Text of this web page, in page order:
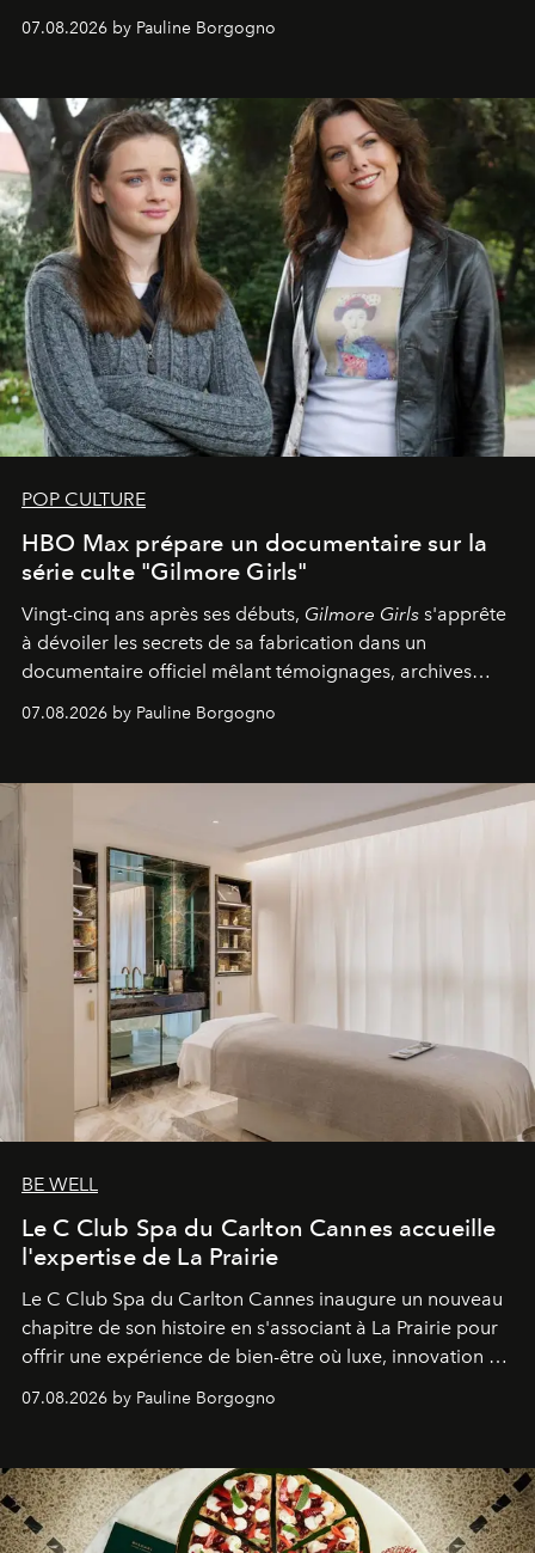
s'arrachent déjà.
07.08.2026 by Pauline Borgogno
POP CULTURE
HBO Max prépare un documentaire sur la
série culte "Gilmore Girls"
Vingt-cinq ans après ses débuts, Gilmore Girls s'apprête
à dévoiler les secrets de sa fabrication dans un
documentaire officiel mêlant témoignages, archives
inédites et plongée dans les coulisses d'un phénomène
générationnel.
07.08.2026 by Pauline Borgogno
BE WELL
Le C Club Spa du Carlton Cannes accueille
l'expertise de La Prairie
Le C Club Spa du Carlton Cannes inaugure un nouveau
chapitre de son histoire en s'associant à La Prairie pour
offrir une expérience de bien-être où luxe, innovation et
expertise se rencontrent.
07.08.2026 by Pauline Borgogno